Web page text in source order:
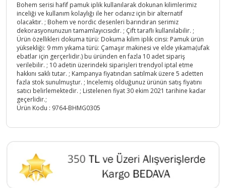
Bohem serisi hafif pamuk iplik kullanılarak dokunan kilimlerimiz
inceliği ve kullanım kolaylığı ile her odanız için bir alternatif
olacaktır. ; Bohem ve nordic desenleri barındıran serimiz
dekorasyonunuzun tamamlayıcısıdır. ; Çift taraflı kullanılabilir. ;
Ürün özellikleri dokuma türü: Dokuma kilim iplik cinsi: Pamuk ürün
yüksekliği: 9 mm yıkama türü: Çamaşır makinesi ve elde yıkama(ufak
ebatlar için gerçerlidir.) bu üründen en fazla 10 adet sipariş
verilebilir. ; 10 adetin üzerindeki siparişleri trendyol iptal etme
hakkını saklı tutar. ; Kampanya fiyatından satılmak üzere 5 adetten
fazla stok sunulmuştur. ; Incelemiş olduğunuz ürünün satış fiyatını
satıcı belirlemektedir. ; Listelenen fiyat 30 ekim 2021 tarihine kadar
geçerlidir.;
Ürün Kodu : 9764-BHMG0305